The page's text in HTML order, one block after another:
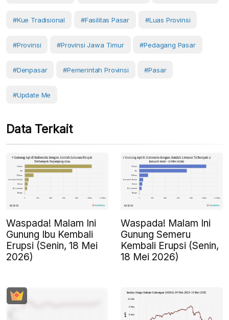
#kue Tradisional #fasilitas Pasar #luas Provinsi
#Provinsi #provinsi Jawa Timur #Pedagang Pasar
#Denpasar #Pemerintah Provinsi #Pasar
#Update Me
Data Terkait
Waspada! Malam Ini
Gunung Ibu Kembali
Erupsi (Senin, 18 Mei
2026)
Waspada! Malam Ini
Gunung Semeru
Kembali Erupsi (Senin,
18 Mei 2026)